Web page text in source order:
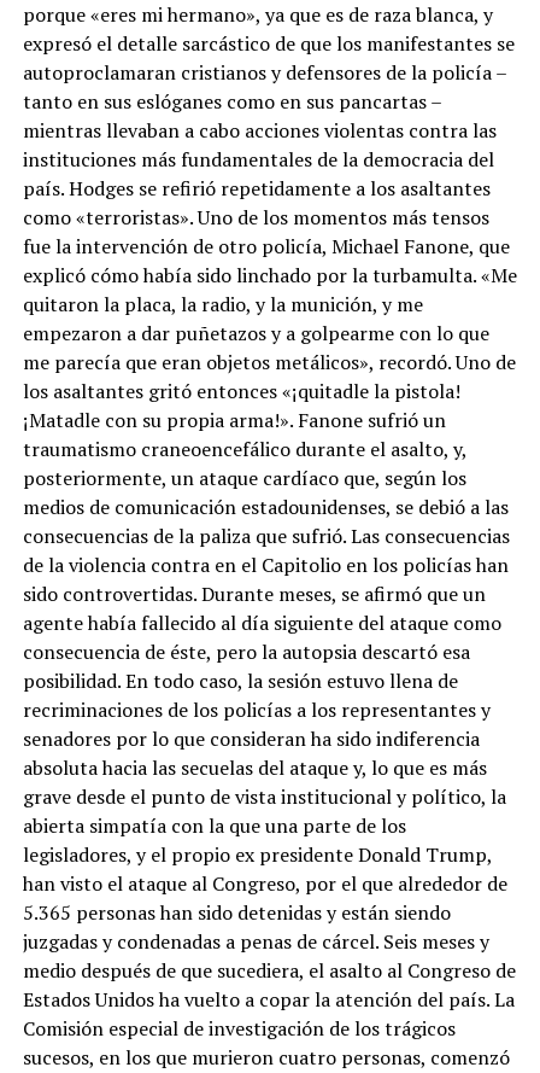
porque «eres mi hermano», ya que es de raza blanca, y
expresó el detalle sarcástico de que los manifestantes se
autoproclamaran cristianos y defensores de la policía –
tanto en sus eslóganes como en sus pancartas –
mientras llevaban a cabo acciones violentas contra las
instituciones más fundamentales de la democracia del
país. Hodges se refirió repetidamente a los asaltantes
como «terroristas». Uno de los momentos más tensos
fue la intervención de otro policía, Michael Fanone, que
explicó cómo había sido linchado por la turbamulta. «Me
quitaron la placa, la radio, y la munición, y me
empezaron a dar puñetazos y a golpearme con lo que
me parecía que eran objetos metálicos», recordó. Uno de
los asaltantes gritó entonces «¡quitadle la pistola!
¡Matadle con su propia arma!». Fanone sufrió un
traumatismo craneoencefálico durante el asalto, y,
posteriormente, un ataque cardíaco que, según los
medios de comunicación estadounidenses, se debió a las
consecuencias de la paliza que sufrió. Las consecuencias
de la violencia contra en el Capitolio en los policías han
sido controvertidas. Durante meses, se afirmó que un
agente había fallecido al día siguiente del ataque como
consecuencia de éste, pero la autopsia descartó esa
posibilidad. En todo caso, la sesión estuvo llena de
recriminaciones de los policías a los representantes y
senadores por lo que consideran ha sido indiferencia
absoluta hacia las secuelas del ataque y, lo que es más
grave desde el punto de vista institucional y político, la
abierta simpatía con la que una parte de los
legisladores, y el propio ex presidente Donald Trump,
han visto el ataque al Congreso, por el que alrededor de
5.365 personas han sido detenidas y están siendo
juzgadas y condenadas a penas de cárcel. Seis meses y
medio después de que sucediera, el asalto al Congreso de
Estados Unidos ha vuelto a copar la atención del país. La
Comisión especial de investigación de los trágicos
sucesos, en los que murieron cuatro personas, comenzó